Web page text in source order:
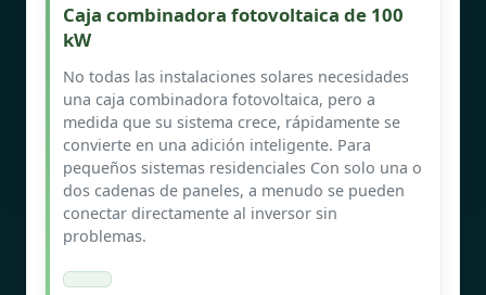
Caja combinadora fotovoltaica de 100
kW
No todas las instalaciones solares necesidades
una caja combinadora fotovoltaica, pero a
medida que su sistema crece, rápidamente se
convierte en una adición inteligente. Para
pequeños sistemas residenciales Con solo una o
dos cadenas de paneles, a menudo se pueden
conectar directamente al inversor sin
problemas.